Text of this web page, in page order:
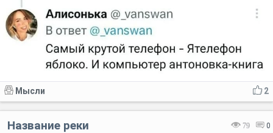
2
Мысли
79 0
Название реки